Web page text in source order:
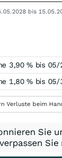
bis
3,90 % bis 05/
1,80 % bis 05/
Verluste beim
Sie
verpassen